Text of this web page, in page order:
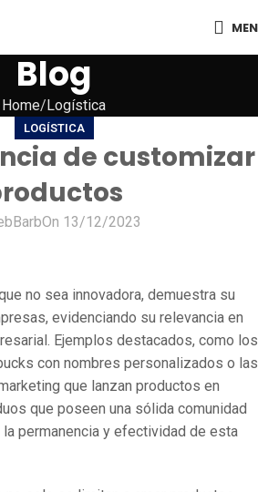
Blog
Home Logística
LOGÍSTICA
de customizar
On 13/12/2023
no sea innovadora, demuestra su
evidenciando su relevancia en
Ejemplos destacados, como los
con nombres personalizados o las
que lanzan productos en
que poseen una sólida comunidad
permanencia y efectividad de esta